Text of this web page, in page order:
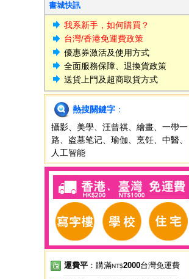
書城快訊
我系新手，如何購買？
台灣/香港免運費政策
優惠券激活及使用方式
全面服務保障、退換貨政策
送貨上門及超商取貨方式
熱搜關鍵字 ：
攝影
美學 汪曾祺 繪畫
一帶一
路
盗墓笔记 瑜伽 烹饪 中醫
人工智能
運費平 ：購滿NT$2000台灣免運費